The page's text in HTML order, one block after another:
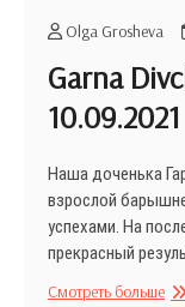
Olga Grosheva
Garna
10.09.2021
Наша доченька
взрослой
успехами. На
прекрасный
Смотреть больше